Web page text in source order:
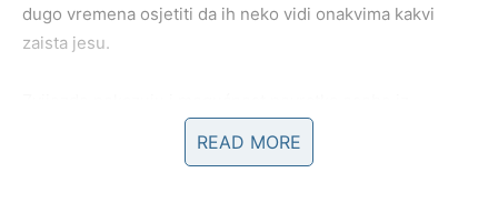
dugo vremena osjetiti da ih neko vidi onakvima kakvi
zaista jesu.
READ MORE